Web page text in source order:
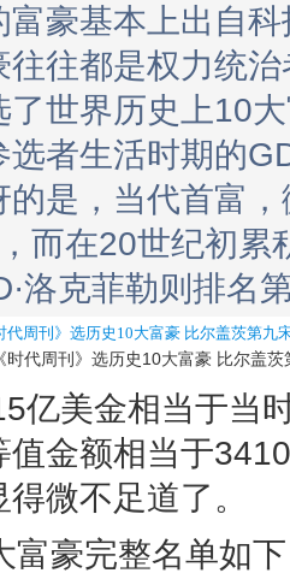
富豪基本上出自
往往都是权力统
了世界历史上10
选者生活时期的
的是，当代首富
而在20世纪初累
洛克菲勒则排名
《时代周刊》选历史10大富豪 比尔盖
亿美金相当于当
值金额相当于
微不足道了。
富豪完整名单如